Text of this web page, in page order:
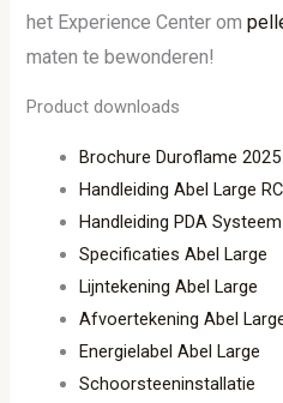
het Experience Center om
maten te bewonderen!
Product downloads
Brochure Duroflame 2025
Handleiding Abel Large
Handleiding PDA Systeem
Specificaties Abel Large
Lijntekening Abel Large
Afvoertekening Abel
Energielabel Abel Large
Schoorsteeninstallatie